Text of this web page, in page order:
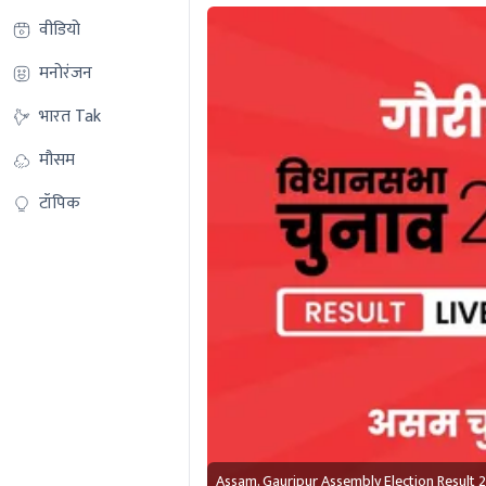
वीडियो
मनोरंजन
भारत Tak
मौसम
टॉपिक
Assam, Gauripur Assembly Election Result